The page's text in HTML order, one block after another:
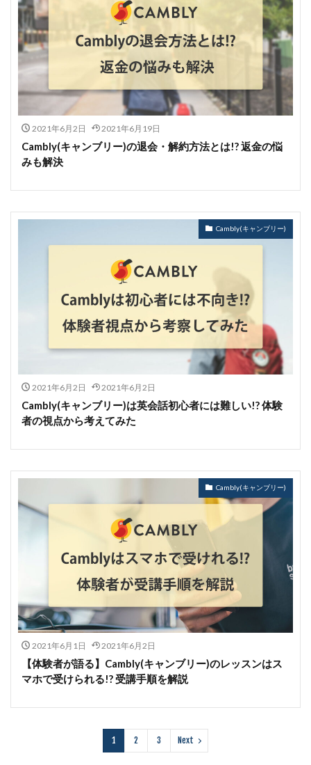
2021年6月2日 2021年6月19日
Cambly(キャンブリー)の退会・解約方法とは!? 返金の悩
みも解決
Cambly(キャンブリー)
2021年6月2日 2021年6月2日
Cambly(キャンブリー)は英会話初心者には難しい!? 体験
者の視点から考えてみた
Cambly(キャンブリー)
2021年6月1日 2021年6月2日
【体験者が語る】Cambly(キャンブリー)のレッスンはス
マホで受けられる!? 受講手順を解説
1 2 3 Next